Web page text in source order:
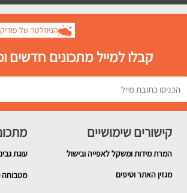
הניוזלטר של פודיק
קבלו למייל מתכונים חדשים
קישורים שימושיים
המרת מידות ומשקל לאפייה ובישול
מגזין האתר וטיפים
עוגת